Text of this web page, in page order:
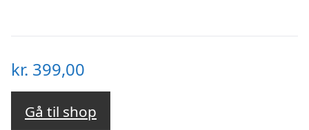
kr. 399,00
Gå til shop